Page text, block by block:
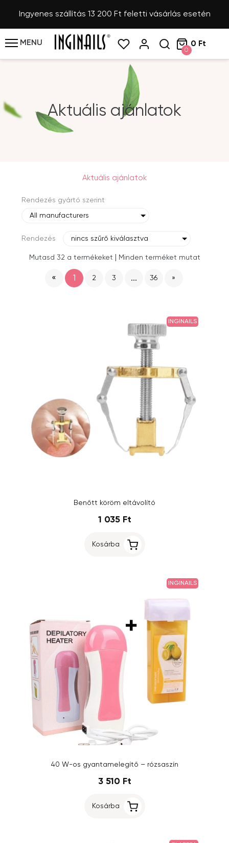
Ingyenes szállítás 13 200 Ft feletti vásárlás esetén
MENU
0
0 Ft
Aktuális ajánlatok
Aktuális ajánlatok
Rendezés gyártó szerint
All manufacturers
Rendezés nincs szűrő kiválasztva
Mutasd 32 a termékeket Minden terméket mutat
« 1 2 3 ... 36 »
INGINAILS
Benőtt köröm eltávolító
1 035 Ft
Kosárba
INGINAILS
40 W-os gyantamelegítő – rózsaszín
3 510 Ft
Kosárba